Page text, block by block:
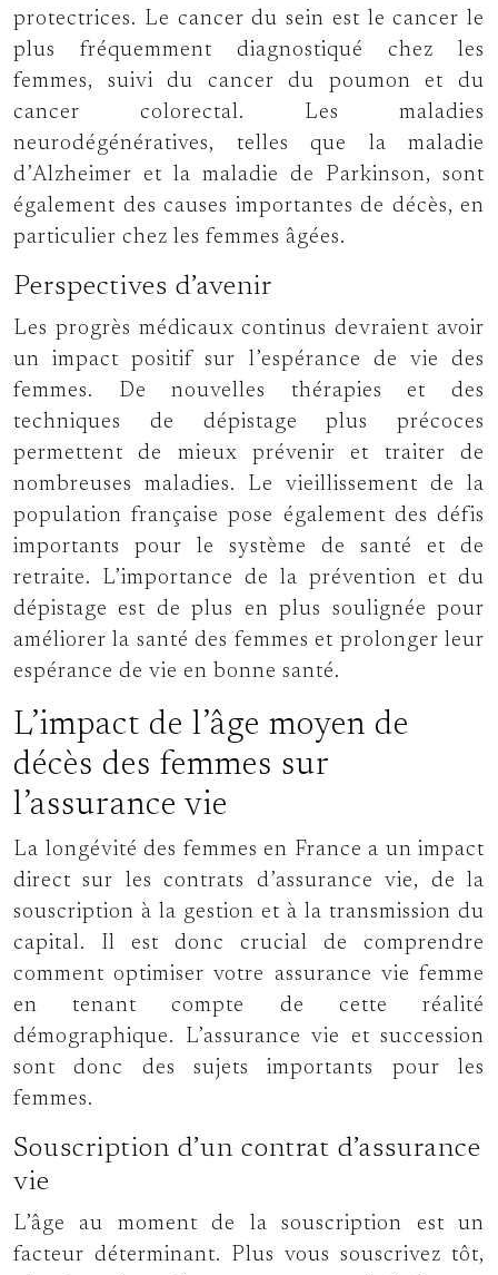
protectrices. Le cancer du sein est le cancer le
plus fréquemment diagnostiqué chez les
femmes, suivi du cancer du poumon et du
cancer colorectal. Les maladies
neurodégénératives, telles que la maladie
d’Alzheimer et la maladie de Parkinson, sont
également des causes importantes de décès, en
particulier chez les femmes âgées.
Perspectives d’avenir
Les progrès médicaux continus devraient avoir
un impact positif sur l’espérance de vie des
femmes. De nouvelles thérapies et des
techniques de dépistage plus précoces
permettent de mieux prévenir et traiter de
nombreuses maladies. Le vieillissement de la
population française pose également des défis
importants pour le système de santé et de
retraite. L’importance de la prévention et du
dépistage est de plus en plus soulignée pour
améliorer la santé des femmes et prolonger leur
espérance de vie en bonne santé.
L’impact de l’âge moyen de
décès des femmes sur
l’assurance vie
La longévité des femmes en France a un impact
direct sur les contrats d’assurance vie, de la
souscription à la gestion et à la transmission du
capital. Il est donc crucial de comprendre
comment optimiser votre assurance vie femme
en tenant compte de cette réalité
démographique. L’assurance vie et succession
sont donc des sujets importants pour les
femmes.
Souscription d’un contrat d’assurance
vie
L’âge au moment de la souscription est un
facteur déterminant. Plus vous souscrivez tôt,